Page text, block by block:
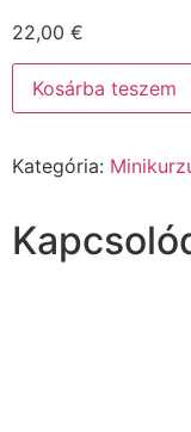
22,00 €
Kosárba teszem
Kategória: